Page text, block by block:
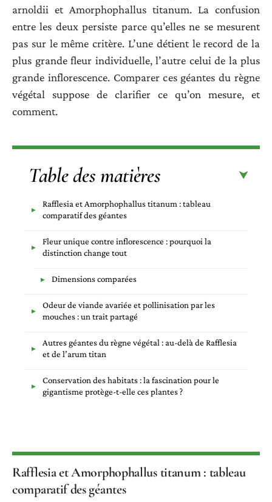
arnoldii et Amorphophallus titanum. La confusion
entre les deux persiste parce qu’elles ne se mesurent
pas sur le même critère. L’une détient le record de la
plus grande fleur individuelle, l’autre celui de la plus
grande inflorescence. Comparer ces géantes du règne
végétal suppose de clarifier ce qu’on mesure, et
comment.
Table des matières
Rafflesia et Amorphophallus titanum : tableau
comparatif des géantes
Fleur unique contre inflorescence : pourquoi la
distinction change tout
Dimensions comparées
Odeur de viande avariée et pollinisation par les
mouches : un trait partagé
Autres géantes du règne végétal : au-delà de Rafflesia
et de l’arum titan
Conservation des habitats : la fascination pour le
gigantisme protège-t-elle ces plantes ?
Rafflesia et Amorphophallus titanum : tableau
comparatif des géantes